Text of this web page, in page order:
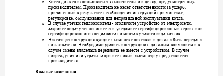
o Котел должен использоваться исключительно в целях, предусмотренных
производителем. Производитель не несет ответственности за ущерб,
причиненный в результате несоблюдения инструкций при монтаже,
регулировке, обслуживании или неправильной эксплуатации котла.
o В случае утечки теплоносителя - отключите устройство от электросети,
закройте подачу теплоносителя и уведомите сертифицированный сервис или
сертифицированного специалиста по монтажу такого вида котлов.
o Настоящая инструкция входит в комплект поставки и должна быть передана
пользователю. Необходимо хранить инструкцию с должным вниманием и в
случае смены владельца передавать ее вместе с устройством. В случае
повреждения или утраты запросите новый экземпляр у представителя
производителя.
Важные замечания